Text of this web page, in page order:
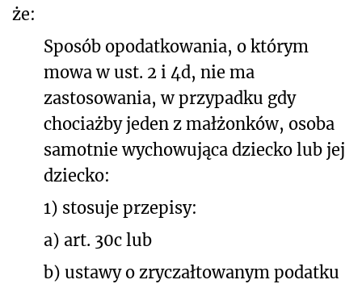
że:
Sposób opodatkowania, o którym
mowa w ust. 2 i 4d, nie ma
zastosowania, w przypadku gdy
chociażby jeden z małżonków, osoba
samotnie wychowująca dziecko lub jej
dziecko:
1) stosuje przepisy:
a) art. 30c lub
b) ustawy o zryczałtowanym podatku